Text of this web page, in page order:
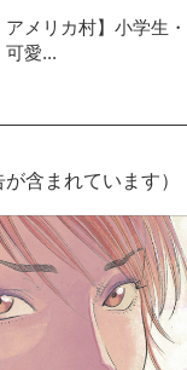
アメリカ村】小学生
可愛...
含まれています）